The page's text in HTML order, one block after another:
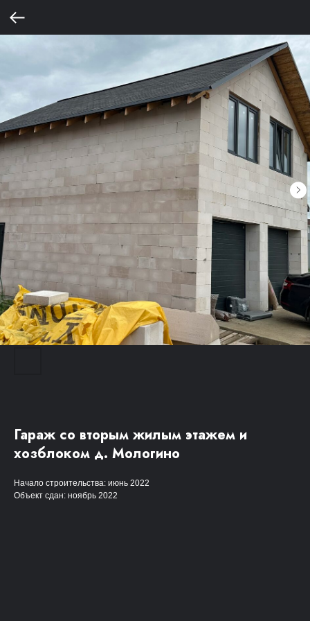
Гараж со вторым жилым этажем и
хозблоком д. Мологино
Начало строительства: июнь 2022
Объект сдан: ноябрь 2022